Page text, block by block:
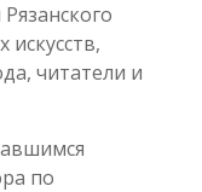
читатели и
по